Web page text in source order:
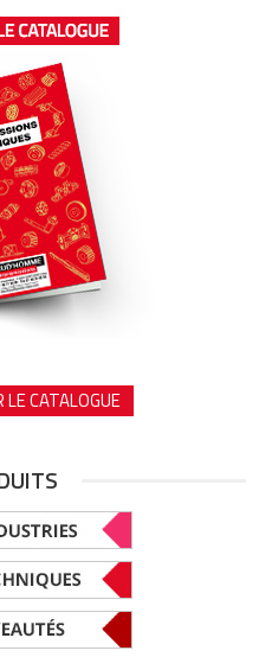
LE CATALOGUE